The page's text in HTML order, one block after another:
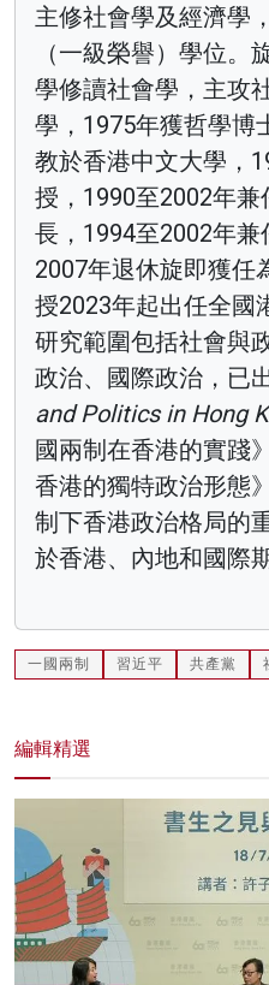
主修社會學及經濟學
（一級榮譽）學位。
學修讀社會學，主攻
學，1975年獲哲學博
教於香港中文大學，
授，1990至2002年
長，1994至2002年兼
2007年退休旋即獲任
授2023年起出任全國
研究範圍包括社會與
政治、國際政治，已
and Politics in Hong
國兩制在香港的實踐
香港的獨特政治形態
制下香港政治格局的
於香港、內地和國際
一國兩制 習近平 共產黨
編輯精選